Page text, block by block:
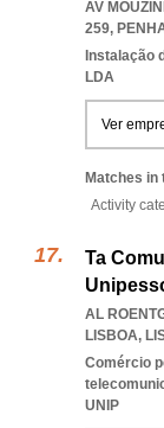
AV
259,
Instalação
LDA
Ver
Matches in
Activity
Ta
AL
LISBOA,
Comércio
UNIP